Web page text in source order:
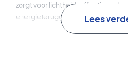
zorgt voor lichtheid, effectieve
energieteruggave.
Lees